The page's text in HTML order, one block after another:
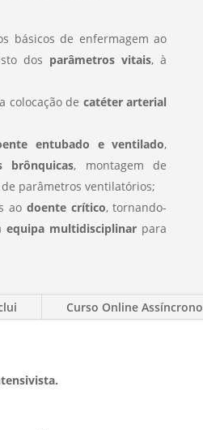
básicos de enfermagem ao
dos parâmetros vitais, à
colocação de catéter arterial
entubado e ventilado,
brônquicas, montagem de
parâmetros ventilatórios;
ao doente crítico, tornando-
equipa multidisciplinar para
Curso Online Assíncrono